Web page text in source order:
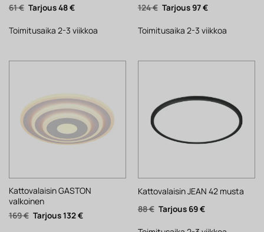
61€ Alkuperäinen
hinta
61 €.
48€Nykyinen
48 €.
Toimitusaika 2-3 viikkoa
124€ Alkuperäinen
hinta
124 €.
97€Nykyinen
97 €.
Toimitusaika 2-3 viikkoa
Kattovalaisin GASTON
valkoinen
169€ Alkuperäinen
hinta
132€Nykyinen
Kattovalaisin JEAN 42 musta
88€ Alkuperäinen
hinta
69€Nykyinen